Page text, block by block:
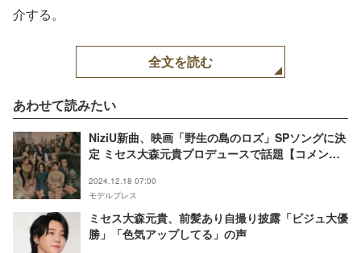
介する。
全文を読む
あわせて読みたい
NiziU新曲、映画「野生の島のロズ」SPソングに決
定 ミセス大森元貴プロデュースで話題【コメン
2024.12.18 07:00
モデルプレス
ミセス大森元貴、前髪あり自撮り披露「ビジュ大優
勝」「色気アップしてる」の声